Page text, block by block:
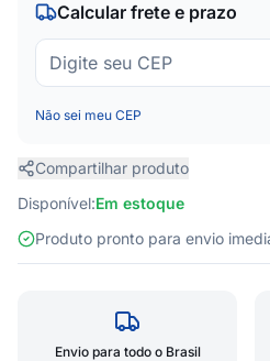
Calcular frete e prazo
Não sei meu CEP
Compartilhar produto
Disponível:Em estoque
Produto pronto para envio
Envio para todo o Brasil